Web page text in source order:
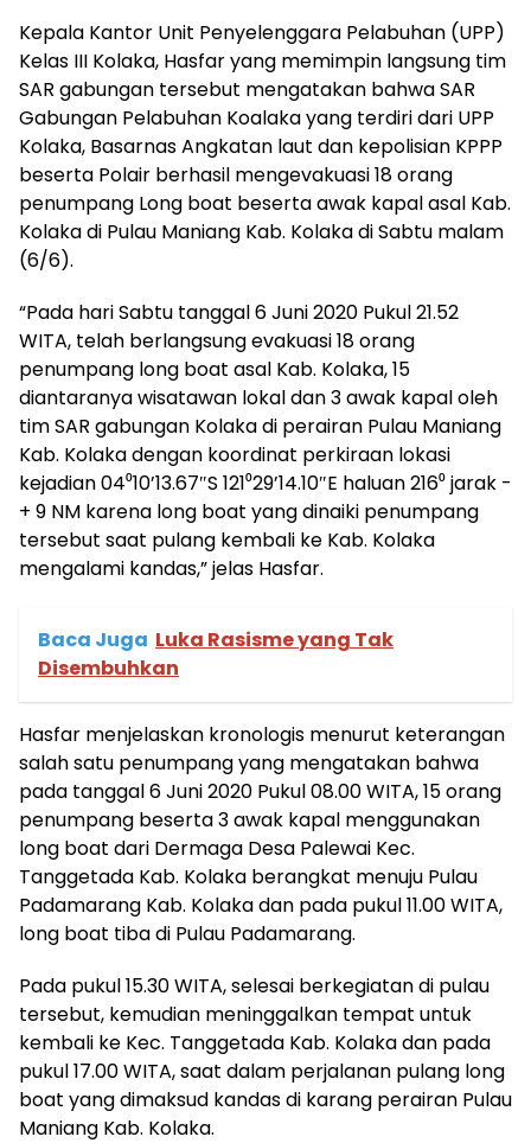
Kepala Kantor Unit Penyelenggara Pelabuhan (UPP)
Kelas III Kolaka, Hasfar yang memimpin langsung tim
SAR gabungan tersebut mengatakan bahwa SAR
Gabungan Pelabuhan Koalaka yang terdiri dari UPP
Kolaka, Basarnas Angkatan laut dan kepolisian KPPP
beserta Polair berhasil mengevakuasi 18 orang
penumpang Long boat beserta awak kapal asal Kab.
Kolaka di Pulau Maniang Kab. Kolaka di Sabtu malam
(6/6).
“Pada hari Sabtu tanggal 6 Juni 2020 Pukul 21.52
WITA, telah berlangsung evakuasi 18 orang
penumpang long boat asal Kab. Kolaka, 15
diantaranya wisatawan lokal dan 3 awak kapal oleh
tim SAR gabungan Kolaka di perairan Pulau Maniang
Kab. Kolaka dengan koordinat perkiraan lokasi
kejadian 04⁰10’13.67″S 121⁰29’14.10″E haluan 216⁰ jarak -
+ 9 NM karena long boat yang dinaiki penumpang
tersebut saat pulang kembali ke Kab. Kolaka
mengalami kandas,” jelas Hasfar.
Baca Juga Luka Rasisme yang Tak
Disembuhkan
Hasfar menjelaskan kronologis menurut keterangan
salah satu penumpang yang mengatakan bahwa
pada tanggal 6 Juni 2020 Pukul 08.00 WITA, 15 orang
penumpang beserta 3 awak kapal menggunakan
long boat dari Dermaga Desa Palewai Kec.
Tanggetada Kab. Kolaka berangkat menuju Pulau
Padamarang Kab. Kolaka dan pada pukul 11.00 WITA,
long boat tiba di Pulau Padamarang.
Pada pukul 15.30 WITA, selesai berkegiatan di pulau
tersebut, kemudian meninggalkan tempat untuk
kembali ke Kec. Tanggetada Kab. Kolaka dan pada
pukul 17.00 WITA, saat dalam perjalanan pulang long
boat yang dimaksud kandas di karang perairan Pulau
Maniang Kab. Kolaka.